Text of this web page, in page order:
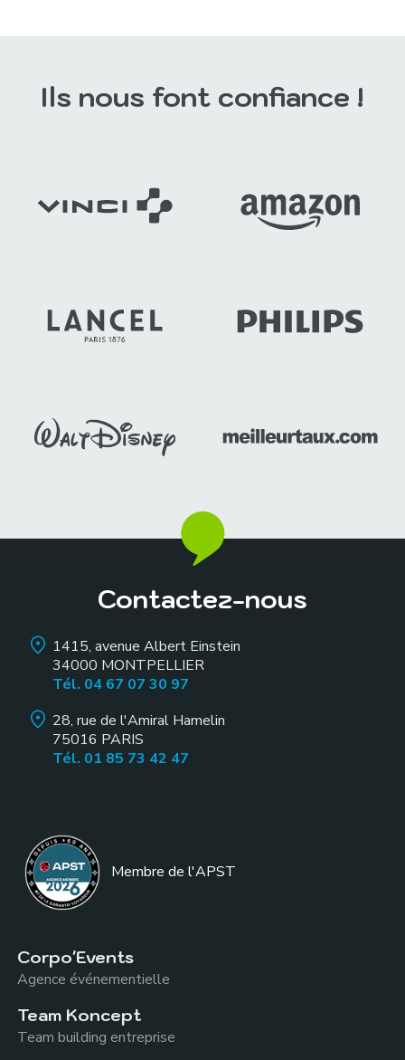
Ils nous font confiance !
Contactez-nous
1415, avenue Albert Einstein
34000 MONTPELLIER
Tél. 04 67 07 30 97
28, rue de l'Amiral Hamelin
75016 PARIS
Tél. 01 85 73 42 47
Membre de l'APST
Corpo'Events
Agence événementielle
Team Koncept
Team building entreprise